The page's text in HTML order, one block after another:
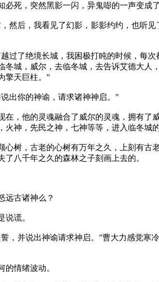
死，突然黑影一闪，异鬼嘭的一声变成
然后，我看见了幻影，影影约约，也听
过了绝境长城，我困极打盹的时候，每
城，威尔，去临冬城，去告诉艾德大
擎天巨柱。”
出你的神谕，请求诸神神启。”
，他的灵魂融合了威尔的灵魂，拥有了
神，先民之神，七神等等，进入临冬城
树，古老的心树有万年之久，上刻有古
八千年之久的森林之子刻画上去的。
远古诸神么？
谎。
，并说出神谕请求神启。”曹大力感觉寒
情绪波动。